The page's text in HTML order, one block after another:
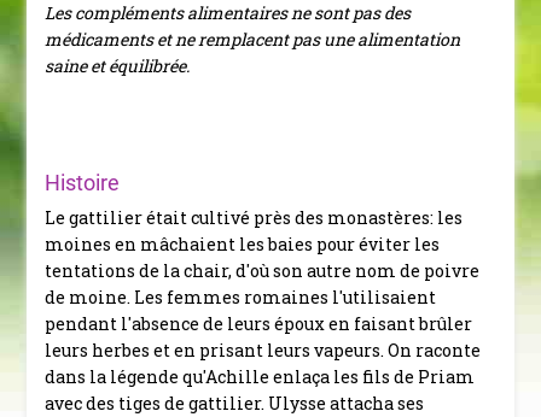
Les compléments alimentaires ne sont pas des
médicaments et ne remplacent pas une alimentation
saine et équilibrée.
Histoire
Le gattilier était cultivé près des monastères: les
moines en mâchaient les baies pour éviter les
tentations de la chair, d'où son autre nom de poivre
de moine. Les femmes romaines l'utilisaient
pendant l'absence de leurs époux en faisant brûler
leurs herbes et en prisant leurs vapeurs. On raconte
dans la légende qu'Achille enlaça les fils de Priam
avec des tiges de gattilier. Ulysse attacha ses